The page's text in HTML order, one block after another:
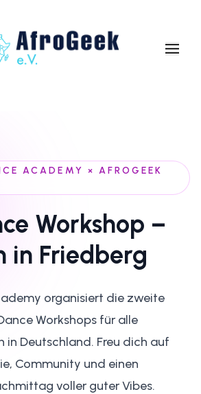
Event
Blog
Kontakt
Mehr
ACADEMY × AFROGEEK
Workshop –
in Friedberg
organisiert die zweite
Workshops für alle
in Deutschland. Freu dich auf
Community und einen
voller guter Vibes.